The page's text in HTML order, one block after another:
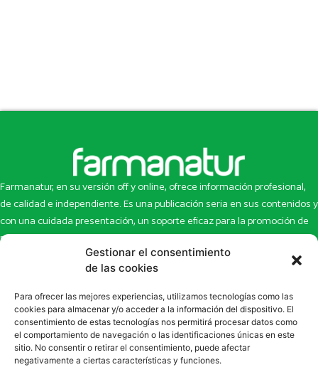
Gestionar el consentimiento
de las cookies
Para ofrecer las mejores experiencias, utilizamos tecnologías como las
cookies para almacenar y/o acceder a la información del dispositivo. El
consentimiento de estas tecnologías nos permitirá procesar datos como
el comportamiento de navegación o las identificaciones únicas en este
sitio. No consentir o retirar el consentimiento, puede afectar
negativamente a ciertas características y funciones.
Farmanatur, en su versión off y online, ofrece información profesional,
de calidad e independiente. Es una publicación seria en sus contenidos y
con una cuidada presentación, un soporte eficaz para la promoción de
productos y novedades.
Inicio
Newsletter
Eco Multimedia
Contacto
Artículos
Escaparate
Enlaces de interés
SUSCRÍBETE A NUESTRO NEWSLETTER